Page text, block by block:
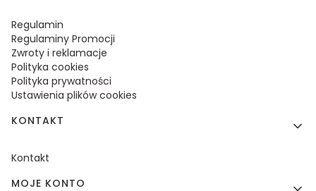
Regulamin
Regulaminy Promocji
Zwroty i reklamacje
Polityka cookies
Polityka prywatności
Ustawienia plików cookies
KONTAKT
Kontakt
MOJE KONTO